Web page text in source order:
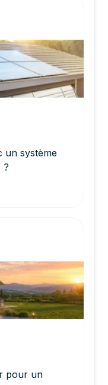
un système
?
pour un